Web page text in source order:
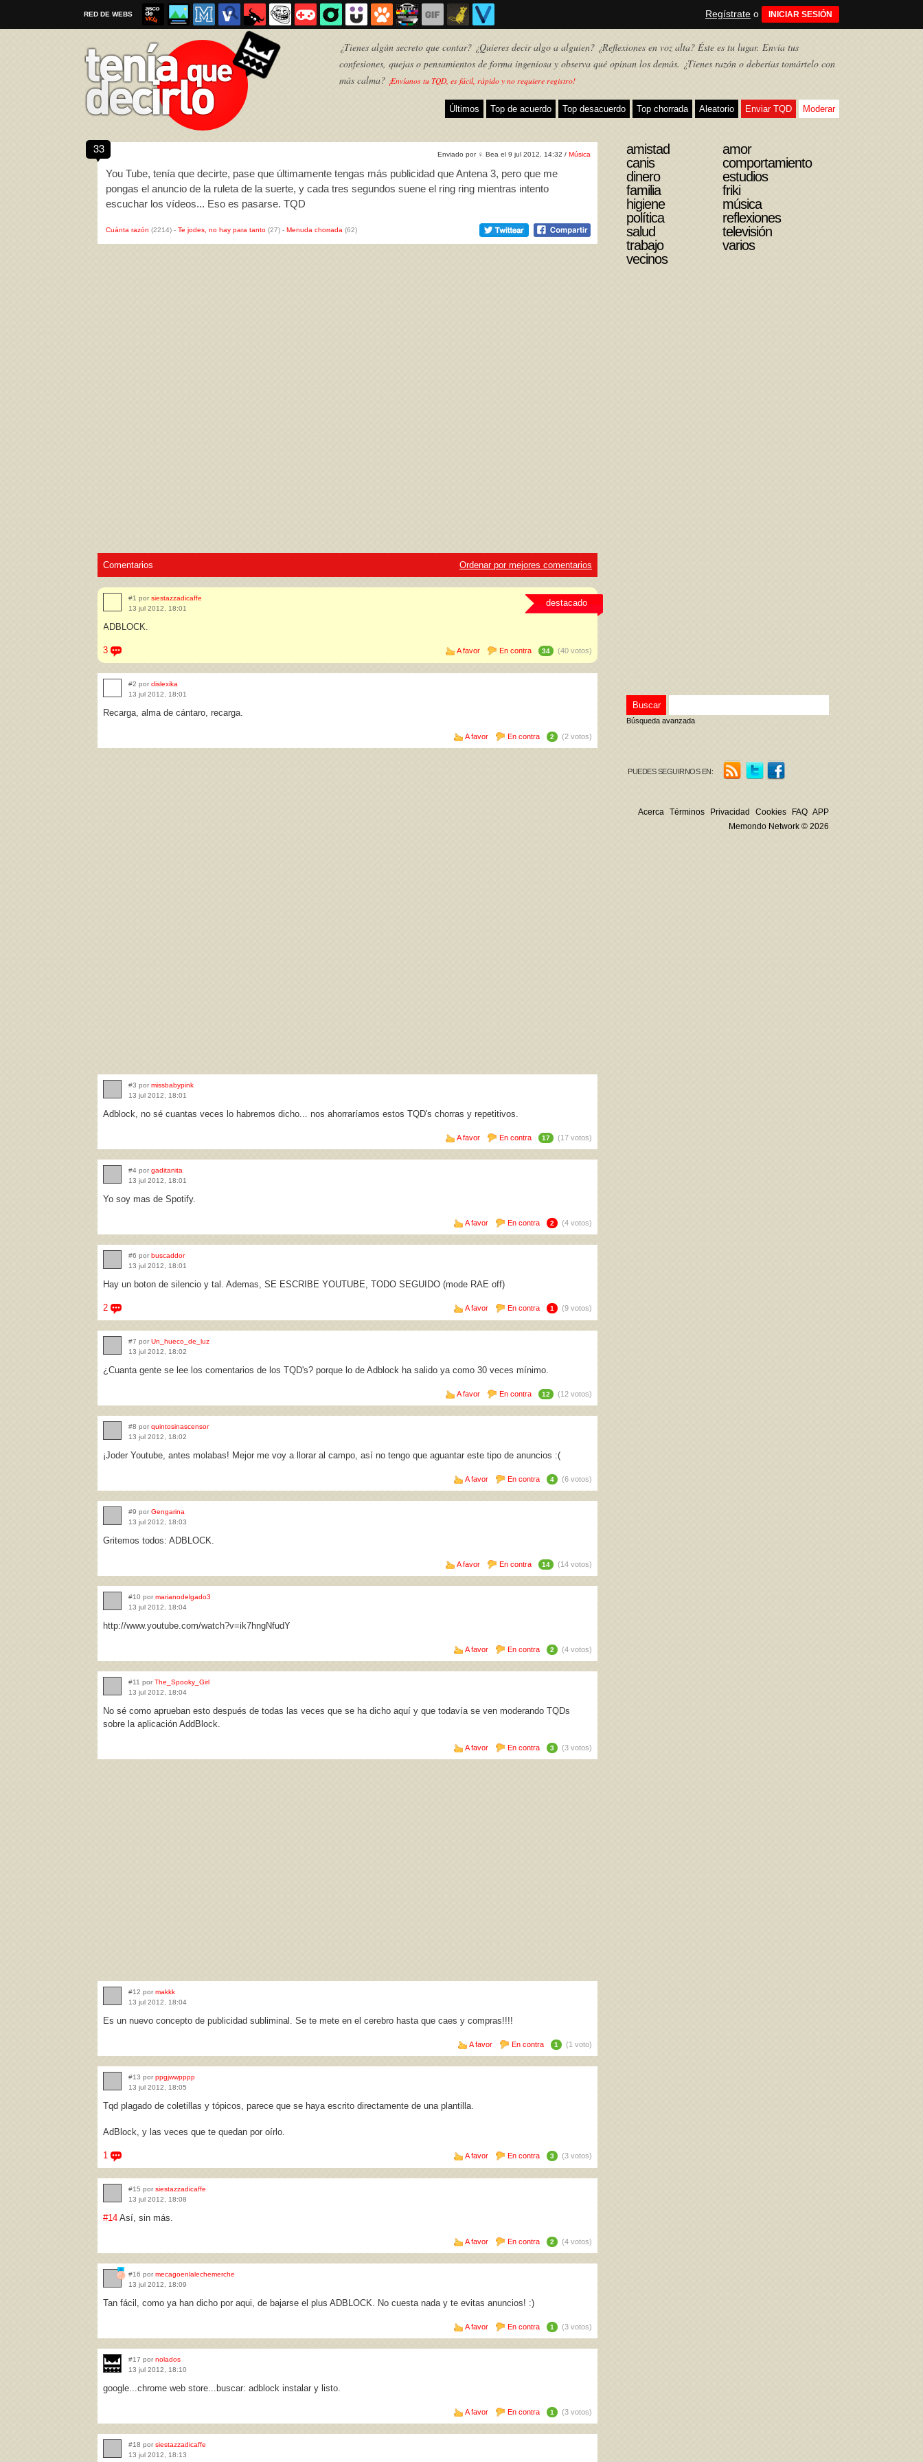
RED DE WEBS Regístrate o INICIAR SESIÓN
¿Tienes algún secreto que contar? ¿Quieres decir algo a alguien? ¿Reflexiones en voz alta? Éste es tu lugar. Envía tus
confesiones, quejas o pensamientos de forma ingeniosa y observa qué opinan los demás. ¿Tienes razón o deberías tomártelo con
más calma? ¡Envíanos tu TQD, es fácil, rápido y no requiere registro!
Últimos Top de acuerdo Top desacuerdo Top chorrada Aleatorio Enviar TQD Moderar
TQD
33 Enviado por ♀ Bea el 9 jul 2012, 14:32 / Música
You Tube, tenía que decirte, pase que últimamente tengas más publicidad que Antena 3, pero que me
pongas el anuncio de la ruleta de la suerte, y cada tres segundos suene el ring ring mientras intento
escuchar los vídeos... Eso es pasarse. TQD
Cuánta razón (2214) - Te jodes, no hay para tanto (27) - Menuda chorrada (62)
Comentarios Ordenar por mejores comentarios
destacado
#1 por siestazzadicaffe
13 jul 2012, 18:01
ADBLOCK.
3 A favor En contra 34 (40 votos)
#2 por dislexika
13 jul 2012, 18:01
Recarga, alma de cántaro, recarga.
A favor En contra 2 (2 votos)
#3 por missbabypink
13 jul 2012, 18:01
Adblock, no sé cuantas veces lo habremos dicho... nos ahorraríamos estos TQD's chorras y repetitivos.
A favor En contra 17 (17 votos)
#4 por gaditanita
13 jul 2012, 18:01
Yo soy mas de Spotify.
A favor En contra 2 (4 votos)
#6 por buscaddor
13 jul 2012, 18:01
Hay un boton de silencio y tal. Ademas, SE ESCRIBE YOUTUBE, TODO SEGUIDO (mode RAE off)
2 A favor En contra 1 (9 votos)
#7 por Un_hueco_de_luz
13 jul 2012, 18:02
¿Cuanta gente se lee los comentarios de los TQD's? porque lo de Adblock ha salido ya como 30 veces mínimo.
A favor En contra 12 (12 votos)
#8 por quintosinascensor
13 jul 2012, 18:02
¡Joder Youtube, antes molabas! Mejor me voy a llorar al campo, así no tengo que aguantar este tipo de anuncios :(
A favor En contra 4 (6 votos)
#9 por Gengarina
13 jul 2012, 18:03
Gritemos todos: ADBLOCK.
A favor En contra 14 (14 votos)
#10 por marianodelgado3
13 jul 2012, 18:04
http://www.youtube.com/watch?v=ik7hngNfudY
A favor En contra 2 (4 votos)
#11 por The_Spooky_Girl
13 jul 2012, 18:04
No sé como aprueban esto después de todas las veces que se ha dicho aquí y que todavía se ven moderando TQDs
sobre la aplicación AddBlock.
A favor En contra 3 (3 votos)
#12 por makkk
13 jul 2012, 18:04
Es un nuevo concepto de publicidad subliminal. Se te mete en el cerebro hasta que caes y compras!!!!
A favor En contra 1 (1 voto)
#13 por ppgjwwpppp
13 jul 2012, 18:05
Tqd plagado de coletillas y tópicos, parece que se haya escrito directamente de una plantilla.
AdBlock, y las veces que te quedan por oírlo.
1 A favor En contra 3 (3 votos)
#15 por siestazzadicaffe
13 jul 2012, 18:08
#14 Así, sin más.
A favor En contra 2 (4 votos)
#16 por mecagoenlalechemerche
13 jul 2012, 18:09
Tan fácil, como ya han dicho por aqui, de bajarse el plus ADBLOCK. No cuesta nada y te evitas anuncios! :)
A favor En contra 1 (3 votos)
#17 por nolados
13 jul 2012, 18:10
google...chrome web store...buscar: adblock instalar y listo.
A favor En contra 1 (3 votos)
#18 por siestazzadicaffe
13 jul 2012, 18:13
amistad
amor
canis
comportamiento
dinero
estudios
familia
friki
higiene
música
política
reflexiones
salud
televisión
trabajo
varios
vecinos
Búsqueda avanzada
PUEDES SEGUIRNOS EN:
Acerca Términos Privacidad Cookies FAQ APP
Memondo Network © 2026